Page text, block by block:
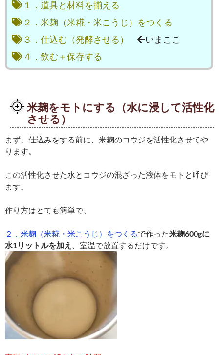
１．道具と材料を揃える
２．米麹（米糀・米こうじ）をつくる
３．仕込む（発酵させる）
いまここ
４．飲む＋保存する
米麹をモトにする（水に浸して活性化
させる）
まず、仕込みをする前に、米麹のコウジを活性化させてや
ります。
この活性化させた水とコウジの混ざった液体をモトと呼び
ます。
作り方はとても簡単で、
２．米麹（米糀・米こうじ）をつくるで作った米麹600gに
水1リットルを加え
、室温で放置するだけです。